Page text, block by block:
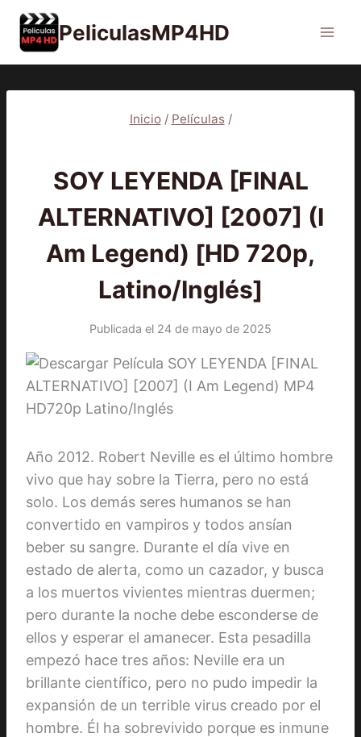
Saltar
contenido
PeliculasMP4HD
Inicio / Películas /
SOY LEYENDA [FINAL
ALTERNATIVO] [2007] (I
Am Legend) [HD 720p,
Latino/Inglés]
Publicada el 24 de mayo de 2025
Año 2012. Robert Neville es el último hombre
vivo que hay sobre la Tierra, pero no está
solo. Los demás seres humanos se han
convertido en vampiros y todos ansían
beber su sangre. Durante el día vive en
estado de alerta, como un cazador, y busca
a los muertos vivientes mientras duermen;
pero durante la noche debe esconderse de
ellos y esperar el amanecer. Esta pesadilla
empezó hace tres años: Neville era un
brillante científico, pero no pudo impedir la
expansión de un terrible virus creado por el
hombre. Él ha sobrevivido porque es inmune